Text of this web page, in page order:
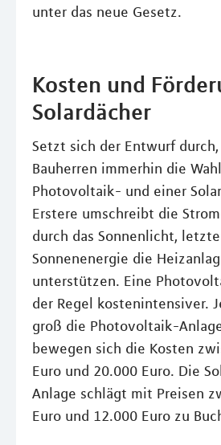
unter das neue Gesetz.
Kosten und
Solardächer
Setzt sich der Entwurf
Bauherren immerhin die
Photovoltaik- und einer
Erstere umschreibt die
durch das Sonnenlicht,
Sonnenenergie die
unterstützen. Eine
der Regel kostenintensiver.
groß die Photovoltaik-
bewegen sich die Kosten
Euro und 20.000 Euro. Die
Anlage schlägt mit Preisen
Euro und 12.000 Euro zu